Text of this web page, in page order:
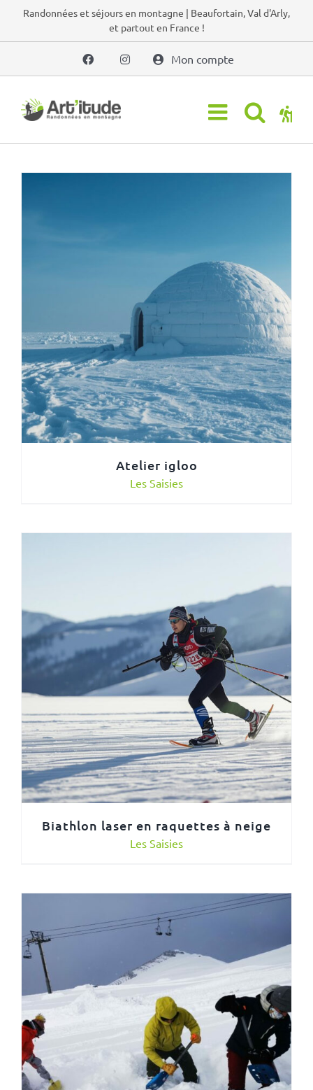
PasserRandonnées et séjours en montagne | Beaufortain, Val d'Arly,
et partout en France !
Mon compte
Atelier igloo
Les Saisies
Biathlon laser en raquettes à neige
Les Saisies